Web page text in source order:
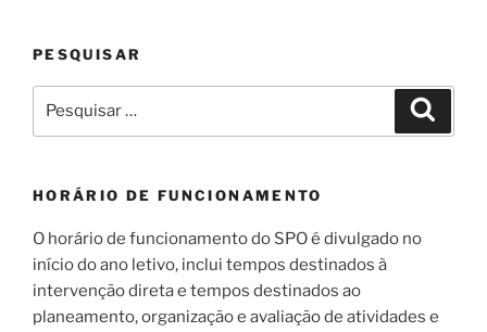
PESQUISAR
por:
HORÁRIO DE FUNCIONAMENTO
O horário de funcionamento do SPO é divulgado no
início do ano letivo, inclui tempos destinados à
intervenção direta e tempos destinados ao
planeamento, organização e avaliação de atividades e